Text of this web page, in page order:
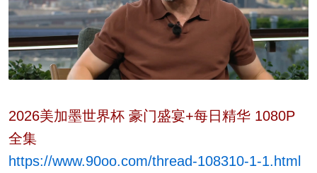
2026美加墨世界杯 豪门盛宴+每日精华 1080P
全集
https://www.90oo.com/thread-108310-1-1.html